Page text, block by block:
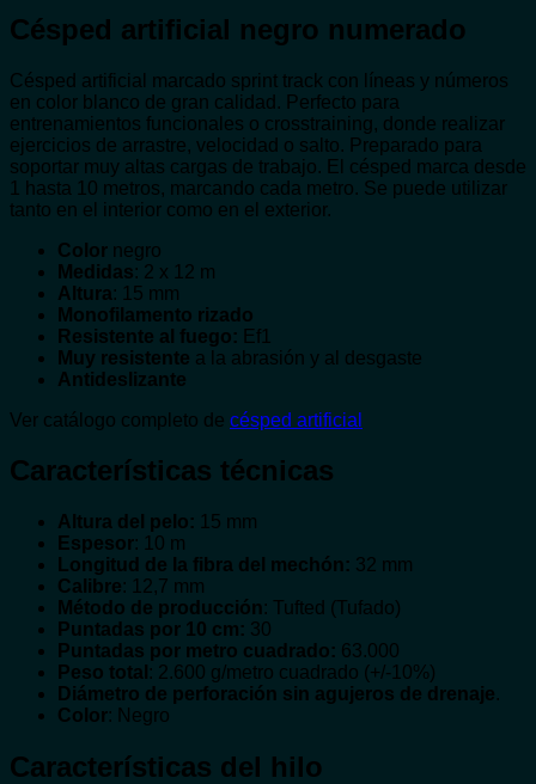
Césped artificial negro numerado
Césped artificial marcado sprint track con líneas y números
en color blanco de gran calidad. Perfecto para
entrenamientos funcionales o crosstraining, donde realizar
ejercicios de arrastre, velocidad o salto. Preparado para
soportar muy altas cargas de trabajo. El césped marca desde
1 hasta 10 metros, marcando cada metro. Se puede utilizar
tanto en el interior como en el exterior.
Color negro
Medidas: 2 x 12 m
Altura: 15 mm
Monofilamento rizado
Resistente al fuego: Ef1
Muy resistente a la abrasión y al desgaste
Antideslizante
Ver catálogo completo de césped artificial
Características técnicas
Altura del pelo: 15 mm
Espesor: 10 m
Longitud de la fibra del mechón: 32 mm
Calibre: 12,7 mm
Método de producción: Tufted (Tufado)
Puntadas por 10 cm: 30
Puntadas por metro cuadrado: 63.000
Peso total : 2.600 g/metro cuadrado (+/-10%)
Diámetro de perforación sin agujeros de drenaje.
Color: Negro
Características del hilo